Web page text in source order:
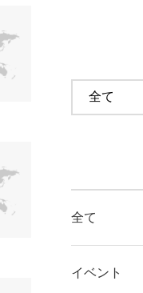
全て
イベント